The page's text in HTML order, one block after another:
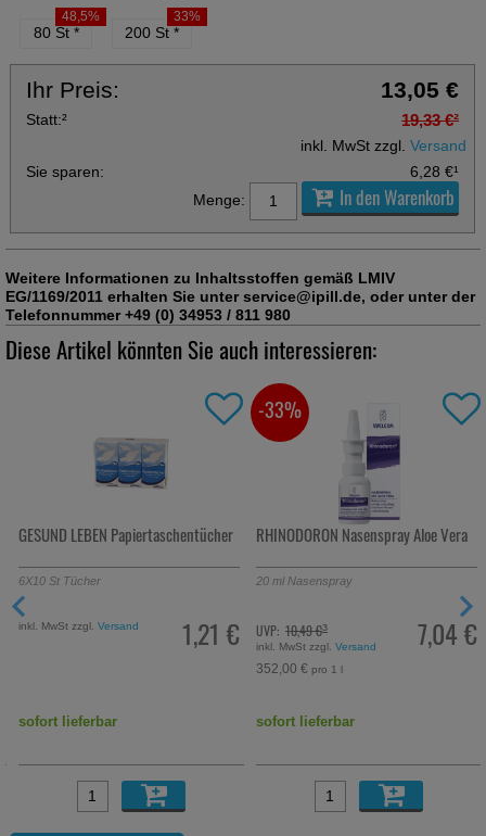
80 St *
48,5%
200 St *
33%
Ihr Preis: 13,05 €
Statt:² 19,33 €²
inkl. MwSt zzgl.Versand
Sie sparen:
6,28 €¹
Menge:
In den Warenkorb
Weitere Informationen zu Inhaltsstoffen gemäß LMIV
EG/1169/2011 erhalten Sie unter service@ipill.de, oder unter der
Telefonnummer +49 (0) 34953 / 811 980
Diese Artikel könnten Sie auch interessieren:
GESUND LEBEN Papiertaschentücher
6X10 St Tücher
1,21 €
inkl. MwSt zzgl.Versand
sofort lieferbar
RHINODORON Nasenspray Aloe Vera
20 ml Nasenspray
7,04 €
UVP: 10,49 €³
inkl. MwSt zzgl.Versand
352,00 € pro 1 l
-33%
sofort lieferbar